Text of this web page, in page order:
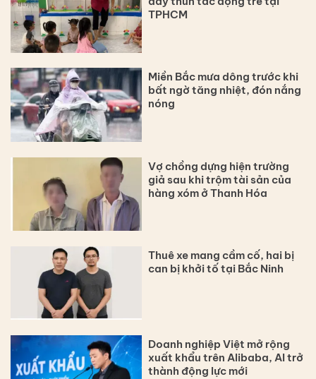
TPHCM
Miền Bắc mưa dông trước khi
bất ngờ tăng nhiệt, đón nắng
nóng
Vợ chồng dựng hiện trường
giả sau khi trộm tài sản của
hàng xóm ở Thanh Hóa
Thuê xe mang cầm cố, hai bị
can bị khởi tố tại Bắc Ninh
Doanh nghiệp Việt mở rộng
xuất khẩu trên Alibaba, AI trở
thành động lực mới